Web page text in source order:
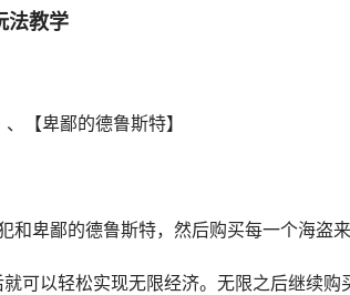
法教学
【卑鄙的德鲁斯特】
和卑鄙的德鲁斯特，然后购买每一个海盗
可以轻松实现无限经济。无限之后继续购